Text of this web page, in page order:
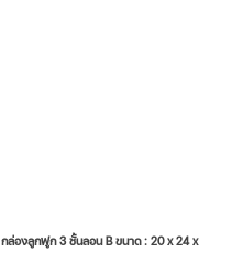
กล่องลูกฟูก 3 ชั้นลอน B ขนาด : 20 x 24 x